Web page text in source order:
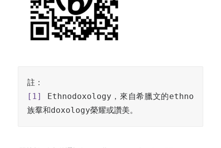
[1]
Ethnodoxology，來自希臘文的ethno
族羣和doxology榮耀或讚美。